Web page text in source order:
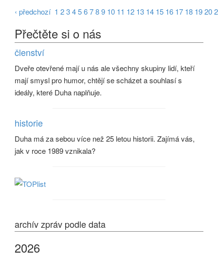
‹ předchozí 1 23456789 10 11 12 13 14 15 16 17 18 1920
Přečtěte si o nás
členství
Dveře otevřené mají u nás ale všechny skupiny lidí, kteří
mají smysl pro humor, chtějí se scházet a souhlasí s
ideály, které Duha naplňuje.
historie
Duha má za sebou více než 25 letou historii. Zajímá vás,
jak v roce 1989 vznikala?
archív zpráv podle data
2026